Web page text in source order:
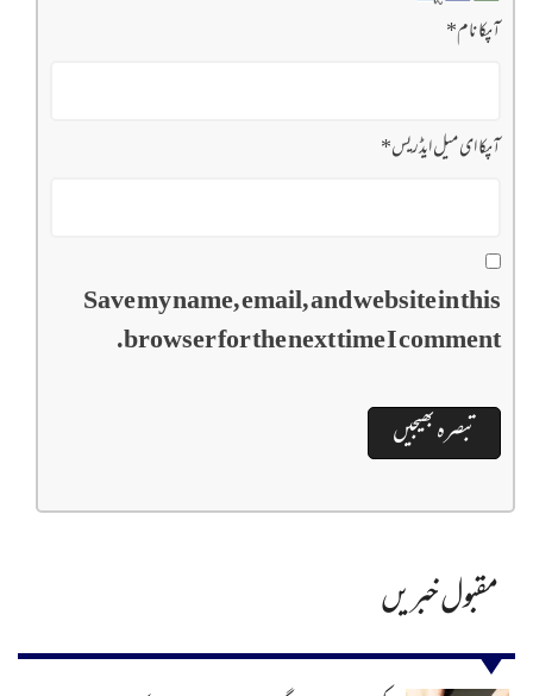
آپکا نام*
آپکا ای میل ایڈریس*
Save my name, email, and website in this
browser for the next time I comment.
مقبول خبریں